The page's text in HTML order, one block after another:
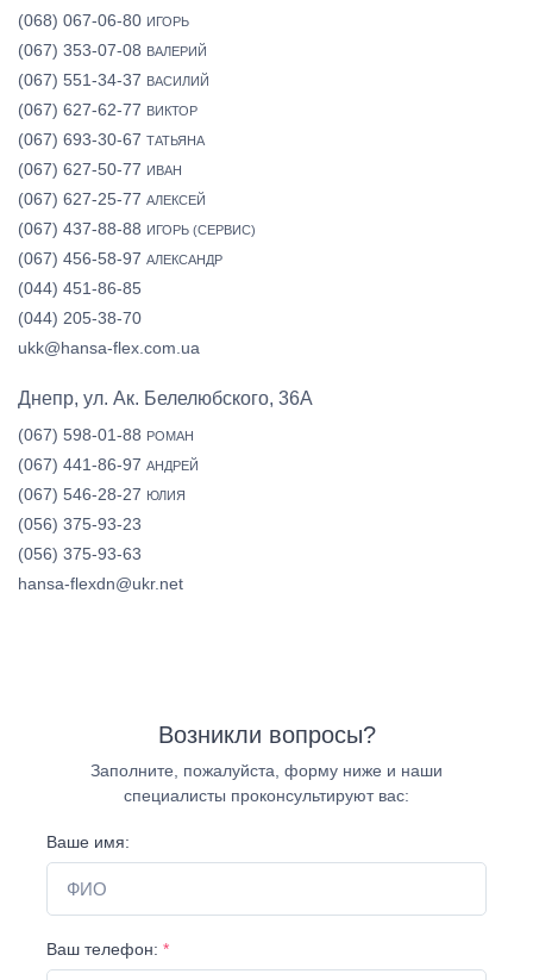
(068) 067-06-80 ИГОРЬ
(067) 353-07-08 ВАЛЕРИЙ
(067) 551-34-37 ВАСИЛИЙ
(067) 627-62-77 ВИКТОР
(067) 693-30-67 ТАТЬЯНА
(067) 627-50-77 ИВАН
(067) 627-25-77 АЛЕКСЕЙ
(067) 437-88-88 ИГОРЬ (СЕРВИС)
(067) 456-58-97 АЛЕКСАНДР
(044) 451-86-85
(044) 205-38-70
ukk@hansa-flex.com.ua
Днепр, ул. Ак. Белелюбского, 36А
(067) 598-01-88 РОМАН
(067) 441-86-97 АНДРЕЙ
(067) 546-28-27 ЮЛИЯ
(056) 375-93-23
(056) 375-93-63
hansa-flexdn@ukr.net
Возникли вопросы?
Заполните, пожалуйста, форму ниже и наши
специалисты проконсультируют вас:
Ваше имя:
Ваш телефон: *